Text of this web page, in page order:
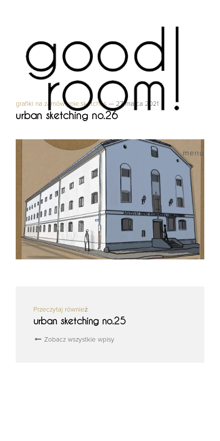
menu
grafiki na zamówienie.sketches — 27 marca 2021
urban sketching no.26
Przeczytaj również
urban sketching no.25
Zobacz wszystkie wpisy